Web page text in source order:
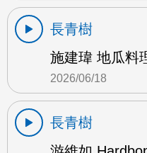
長青樹
施建瑋 地瓜料
2026/06/18
長青樹